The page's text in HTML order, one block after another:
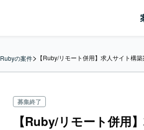
Rubyの案件> 【Ruby/リモート併用】求人サイト構
募集終了
【Ruby/リモート併用